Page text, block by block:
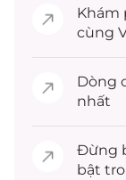
Khám
cùng
Dòng
nhất
Đừng
bật